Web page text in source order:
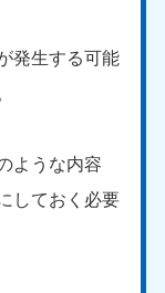
発生する可能
ような内容
しておく必要